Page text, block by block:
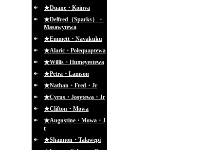
★Duane・Koinva
★Delfred（Sparks）・
Masawytewa
★Emmett・Navakuku
★Alaric・Polequaptewa
★Willis・Humeyestewa
★Petra・Lamson
★Nathan・Fred・Jr
★Cyrus・Josytewa・Jr
★Clifton・Mowa
★Augustine・Mowa・J
r
★Shannon・Talawepi